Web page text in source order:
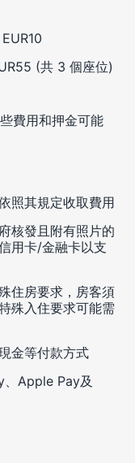
(共 3 個座位)
費用和押金可能
照其規定收取費用
核發且附有照片的
用卡/金融卡以支
住房要求，房客須
殊入住要求可能需
金等付款方式
Apple Pay及